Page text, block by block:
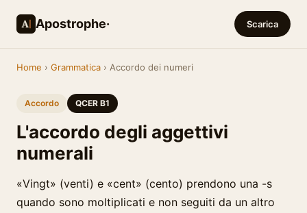
Apostrophe· Scarica
Home › Grammatica › Accordo dei numeri
Accordo QCER B1
L'accordo degli aggettivi
numerali
«Vingt» (venti) e «cent» (cento) prendono una -s
quando sono moltiplicati e non seguiti da un altro